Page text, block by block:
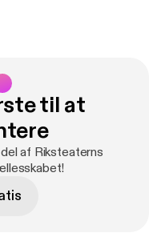
til at
af Riksteaterns